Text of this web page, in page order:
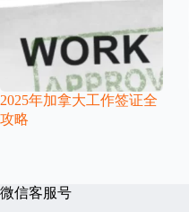
2025年加拿大工作签证全
攻略
微信客服号